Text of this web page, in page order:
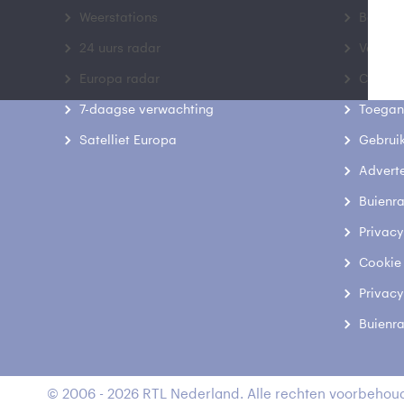
Weerstations
24 uurs radar
Europa radar
7-daagse verwachting
Satelliet Europa
Contact
© 2006 - 2026 RTL Nederland. Alle rechten